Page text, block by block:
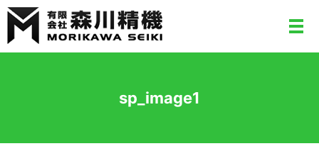
メ
sp_image1